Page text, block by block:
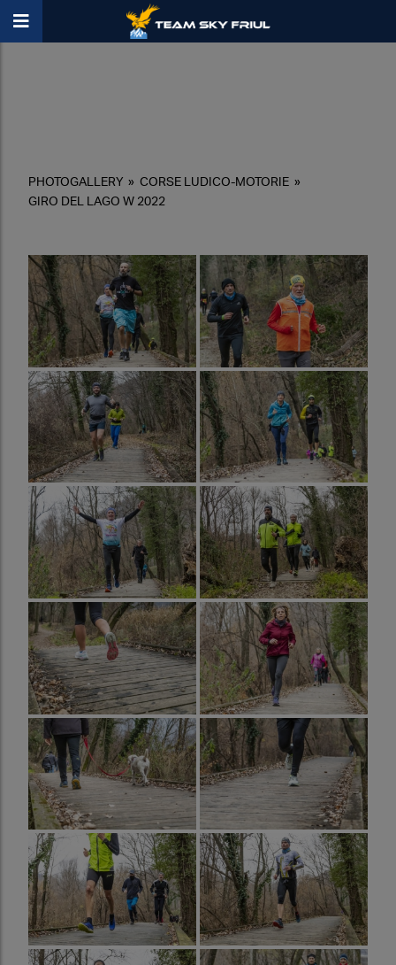
PHOTOGALLERY » CORSE LUDICO-MOTORIE »
GIRO DEL LAGO W 2022